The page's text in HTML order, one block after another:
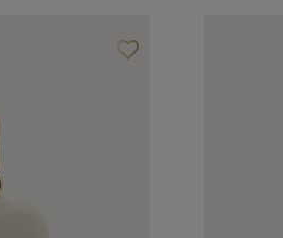
favorite_borderAjouter à vos favoris